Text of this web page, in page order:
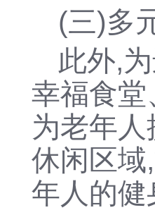
(三)多
此外,
幸福食
为老年
休闲区
年人的